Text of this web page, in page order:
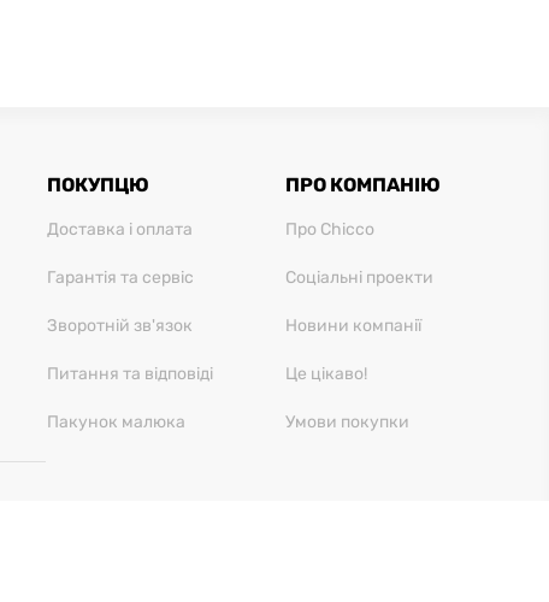
ПОКУПЦЮ
Доставка і оплата
Гарантія та сервіс
Зворотній зв'язок
Питання та відповіді
Пакунок малюка
ПРО КОМПАНІЮ
Про Chicco
Соціальні проекти
Новини компанії
Це цікаво!
Умови покупки